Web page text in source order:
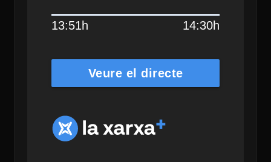
13:51h 14:30h
Veure el directe